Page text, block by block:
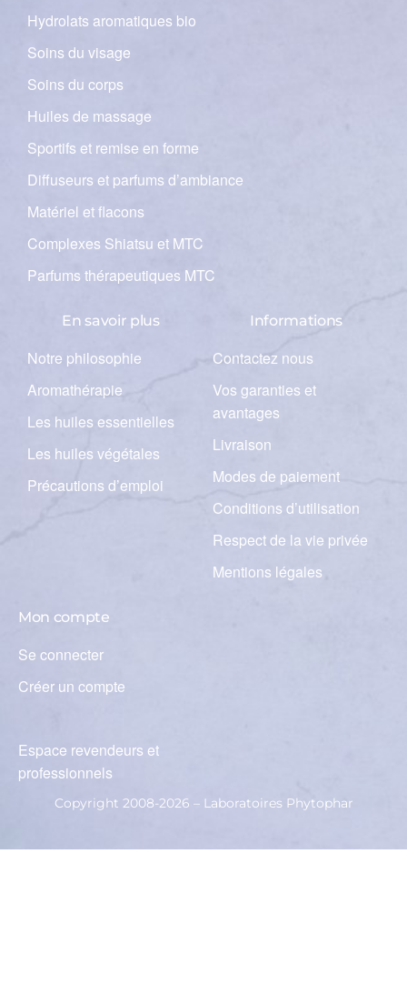
Hydrolats aromatiques bio
Soins du visage
Soins du corps
Huiles de massage
Sportifs et remise en forme
Diffuseurs et parfums d’ambiance
Matériel et flacons
Complexes Shiatsu et MTC
Parfums thérapeutiques MTC
En savoir plus
Notre philosophie
Aromathérapie
Les huiles essentielles
Les huiles végétales
Précautions d’emploi
Informations
Contactez nous
Vos garanties et
avantages
Livraison
Modes de paiement
Conditions d’utilisation
Respect de la vie privée
Mentions légales
Mon compte
Se connecter
Créer un compte
Espace revendeurs et
professionnels
Copyright 2008-2026 – Laboratoires Phytophar